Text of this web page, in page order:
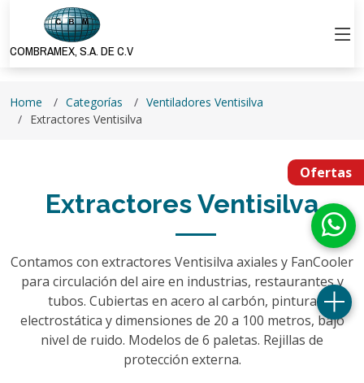
Ofertas
COMBRAMEX, S.A. DE C.V
Home Categorías
Ventiladores Ventisilva
Extractores Ventisilva
Extractores Ventisilva
Contamos con extractores Ventisilva axiales y FanCooler
para circulación del aire en industrias, restaurantes y
tubos. Cubiertas en acero al carbón, pintura
electrostática y dimensiones de 20 a 100 metros, bajo
nivel de ruido. Modelos de 6 paletas. Rejillas de
protección externa.